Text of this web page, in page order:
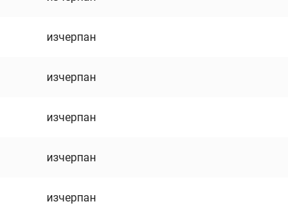
изчерпан
изчерпан
изчерпан
изчерпан
изчерпан